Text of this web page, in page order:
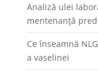
Analiză ulei
mentenanță
Ce înseamnă
a vaselinei